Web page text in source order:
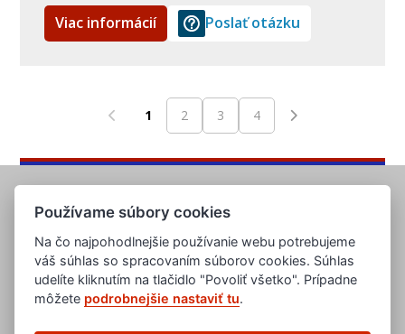
Viac informácií Poslať otázku
1 2 3 4
www.evropska-databanka.cz
Používame súbory cookies
Na čo najpohodlnejšie používanie webu potrebujeme
váš súhlas so spracovaním súborov cookies. Súhlas
udelíte kliknutím na tlačidlo "Povoliť všetko". Prípadne
môžete podrobnejšie nastaviť tu.